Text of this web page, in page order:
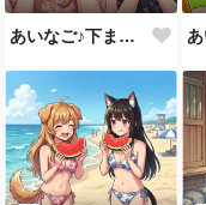
あいなご♪下まつ毛もバッチリ💕